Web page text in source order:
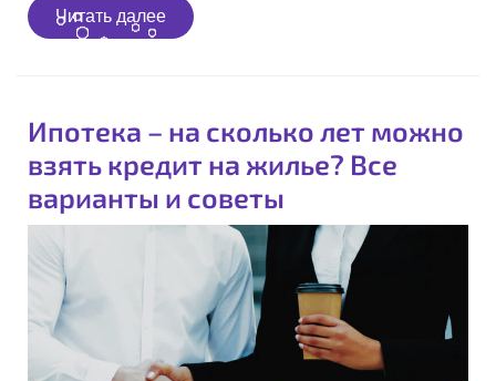
Читать далееЧитать
далее
Ипотека – на сколько лет можно
взять кредит на жилье? Все
варианты и советы